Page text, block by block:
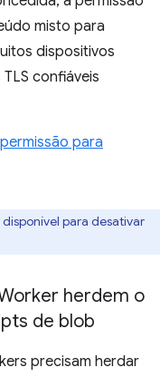
misto para
dispositivos
confiáveis
para
para desativar
herdem o
de blob
precisam herdar